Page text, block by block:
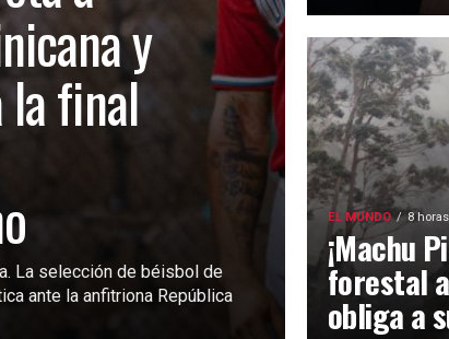
y
la final
La selección de béisbol de
ante la anfitriona República
EL MUNDO 8
¡Machu
forestal
obliga a